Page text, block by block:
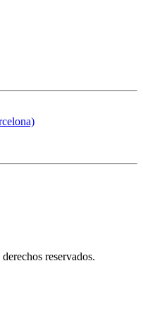
reservados.